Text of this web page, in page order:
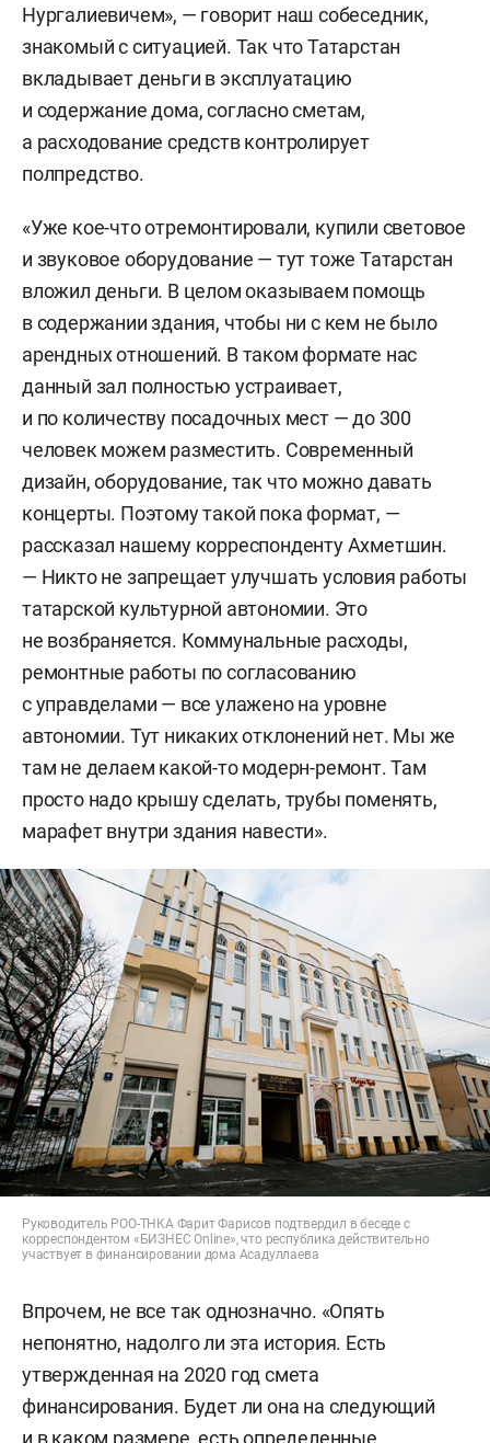
Нургалиевичем», — говорит наш собеседник,
знакомый с ситуацией. Так что Татарстан
вкладывает деньги в эксплуатацию
и содержание дома, согласно сметам,
а расходование средств контролирует
полпредство.
«Уже кое-что отремонтировали, купили световое
и звуковое оборудование — тут тоже Татарстан
вложил деньги. В целом оказываем помощь
в содержании здания, чтобы ни с кем не было
арендных отношений. В таком формате нас
данный зал полностью устраивает,
и по количеству посадочных мест — до 300
человек можем разместить. Современный
дизайн, оборудование, так что можно давать
концерты. Поэтому такой пока формат, —
рассказал нашему корреспонденту Ахметшин.
— Никто не запрещает улучшать условия работы
татарской культурной автономии. Это
не возбраняется. Коммунальные расходы,
ремонтные работы по согласованию
с управделами — все улажено на уровне
автономии. Тут никаких отклонений нет. Мы же
там не делаем какой-то модерн-ремонт. Там
просто надо крышу сделать, трубы поменять,
марафет внутри здания навести».
Руководитель РОО-ТНКА Фарит Фарисов подтвердил в беседе с
корреспондентом «БИЗНЕС Online», что республика действительно
участвует в финансировании дома Асадуллаева
Впрочем, не все так однозначно. «Опять
непонятно, надолго ли эта история. Есть
утвержденная на 2020 год смета
финансирования. Будет ли она на следующий
и в каком размере, есть определенные